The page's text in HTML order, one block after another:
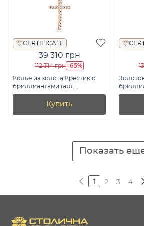
CERTIFICATE
39 310 грн
112 314 грн -65%
Колье из золота Крестик с
бриллиантами (арт.
Ц011276020/2)
Купить
Показать
2 3 4